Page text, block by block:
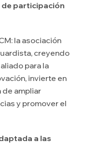
participación
la asociación
creyendo
para la
invierte en
ampliar
y promover el
a las